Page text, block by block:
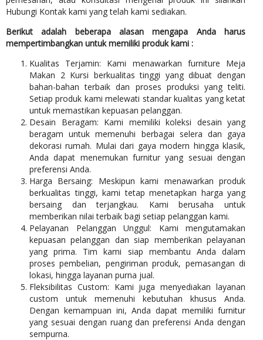
Hubungi Kontak kami yang telah kami sediakan.
Berikut adalah beberapa alasan mengapa Anda harus
mempertimbangkan untuk memiliki produk kami :
Kualitas Terjamin: Kami menawarkan furniture Meja
Makan 2 Kursi berkualitas tinggi yang dibuat dengan
bahan-bahan terbaik dan proses produksi yang teliti.
Setiap produk kami melewati standar kualitas yang ketat
untuk memastikan kepuasan pelanggan.
Desain Beragam: Kami memiliki koleksi desain yang
beragam untuk memenuhi berbagai selera dan gaya
dekorasi rumah. Mulai dari gaya modern hingga klasik,
Anda dapat menemukan furnitur yang sesuai dengan
preferensi Anda.
Harga Bersaing: Meskipun kami menawarkan produk
berkualitas tinggi, kami tetap menetapkan harga yang
bersaing dan terjangkau. Kami berusaha untuk
memberikan nilai terbaik bagi setiap pelanggan kami.
Pelayanan Pelanggan Unggul: Kami mengutamakan
kepuasan pelanggan dan siap memberikan pelayanan
yang prima. Tim kami siap membantu Anda dalam
proses pembelian, pengiriman produk, pemasangan di
lokasi, hingga layanan purna jual.
Fleksibilitas Custom: Kami juga menyediakan layanan
custom untuk memenuhi kebutuhan khusus Anda.
Dengan kemampuan ini, Anda dapat memiliki furnitur
yang sesuai dengan ruang dan preferensi Anda dengan
sempurna.